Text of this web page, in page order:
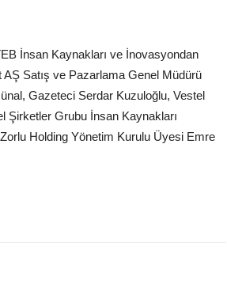
İnsan Kaynakları ve İnovasyondan
AŞ Satış ve Pazarlama Genel Müdürü
Gazeteci Serdar Kuzuloğlu, Vestel
Şirketler Grubu İnsan Kaynakları
Holding Yönetim Kurulu Üyesi Emre